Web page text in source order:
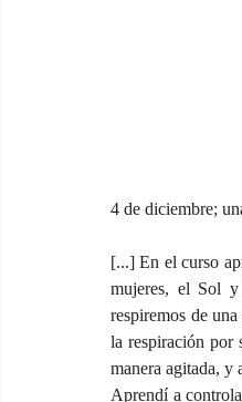
4 de diciembre;
[...] En el curso
mujeres, el Sol y
respiremos de
la respiración por
manera agitada, y
Aprendí a